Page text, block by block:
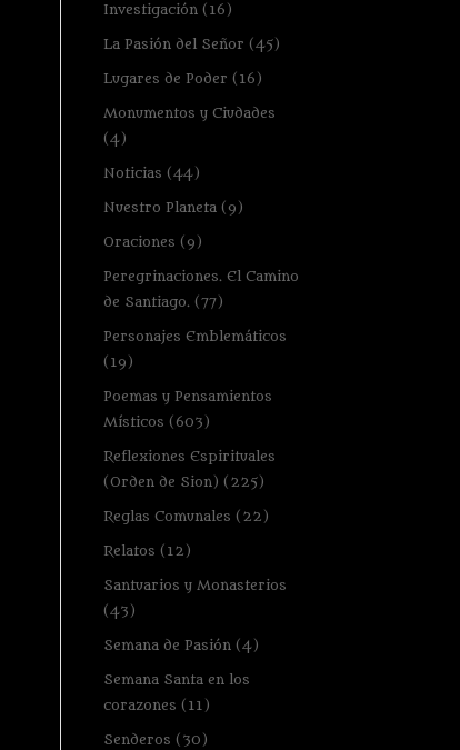
Investigación (16)
La Pasión del Señor (45)
Lugares de Poder (16)
Monumentos y Ciudades
(4)
Noticias (44)
Nuestro Planeta (9)
Oraciones (9)
Peregrinaciones. El Camino
de Santiago. (77)
Personajes Emblemáticos
(19)
Poemas y Pensamientos
Místicos (603)
Reflexiones Espirituales
(Orden de Sion) (225)
Reglas Comunales (22)
Relatos (12)
Santuarios y Monasterios
(43)
Semana de Pasión (4)
Semana Santa en los
corazones (11)
Senderos (30)